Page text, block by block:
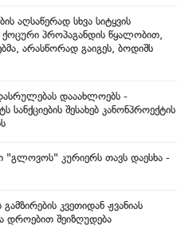
აღსაწერად სხვა სიტყვის
ქოცური პროპაგანდის წყალობით,
არასწორად გაიგეს, ბოდიშს
დააახლოებს -
შესახებ კანონპროექტის
"გლოვოს" კურიერს თავს დაესხა -
კვეთიდან ჟვანიას
დროებით შეიზღუდება